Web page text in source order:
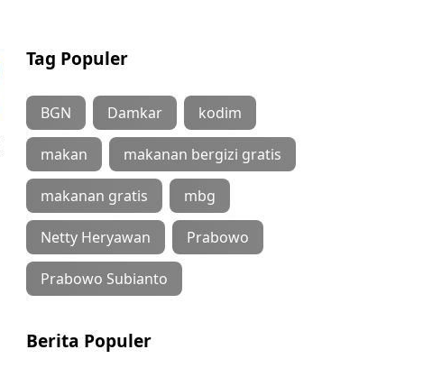
Tag Populer
BGN Damkar kodim
makan makanan bergizi gratis
makanan gratis mbg
Netty Heryawan Prabowo
Prabowo Subianto
Berita Populer